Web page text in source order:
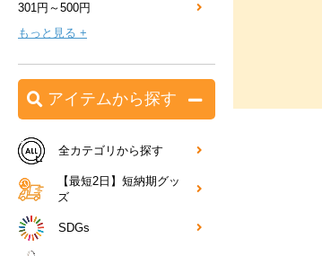
301円～500円
もっと見る +
アイテムから探す
全カテゴリから探す
【最短2日】短納期グッ
ズ
SDGs